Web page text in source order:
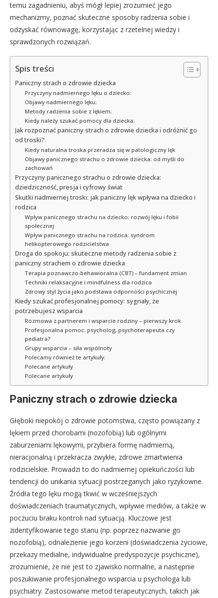
temu zagadnieniu, abyś mógł lepiej zrozumieć jego
mechanizmy, poznać skuteczne sposoby radzenia sobie i
odzyskać równowagę, korzystając z rzetelnej wiedzy i
sprawdzonych rozwiązań.
Spis treści
Paniczny strach o zdrowie dziecka
Przyczyny nadmiernego lęku o dziecko:
Objawy nadmiernego lęku:
Metody radzenia sobie z lękiem:
Kiedy należy szukać pomocy dla dziecka:
Jak rozpoznać paniczny strach o zdrowie dziecka i odróżnić go
od troski?
Kiedy naturalna troska przeradza się w patologiczny lęk
Objawy panicznego strachu o zdrowie dziecka: od myśli do
zachowań
Przyczyny panicznego strachu o zdrowie dziecka:
dziedziczność, presja i cyfrowy świat
Skutki nadmiernej troski: jak paniczny lęk wpływa na dziecko i
rodzica
Wpływ panicznego strachu na dziecko: rozwój lęku i fobii
społecznej
Wpływ panicznego strachu na rodzica: syndrom
helikopterowego rodzicielstwa
Droga do spokoju: skuteczne metody radzenia sobie z
paniczny strachem o zdrowie dziecka
Terapia poznawczo-behawioralna (CBT) – fundament zmian
Techniki relaksacyjne i mindfulness dla rodzica
Zdrowy styl życia jako podstawa odporności psychicznej
Kiedy szukać profesjonalnej pomocy: sygnały, że
potrzebujesz wsparcia
Rozmowa z partnerem i wsparcie rodziny – pierwszy krok
Profesjonalna pomoc: psycholog, psychoterapeuta czy
pediatra?
Grupy wsparcia – siła wspólnoty
Polecamy również te artykuły:
Polecane artykuły
Polecane artykuły
Paniczny strach o zdrowie dziecka
Głęboki niepokój o zdrowie potomstwa, często powiązany z
lękiem przed chorobami (nozofobią) lub ogólnymi
zaburzeniami lękowymi, przybiera formę nadmierną,
nieracjonalną i przekracza zwykłe, zdrowe zmartwienia
rodzicielskie. Prowadzi to do nadmiernej opiekuńczości lub
tendencji do unikania sytuacji postrzeganych jako ryzykowne.
Źródła tego lęku mogą tkwić w wcześniejszych
doświadczeniach traumatycznych, wpływie mediów, a także w
poczuciu braku kontroli nad sytuacją. Kluczowe jest
zidentyfikowanie tego stanu (np. poprzez nazwanie go
nozofobią), odnalezienie jego korzeni (doświadczenia życiowe,
przekazy medialne, indywidualne predyspozycje psychiczne),
zrozumienie, że nie jest to zjawisko normalne, a następnie
poszukiwanie profesjonalnego wsparcia u psychologa lub
psychiatry. Zastosowanie metod terapeutycznych, takich jak